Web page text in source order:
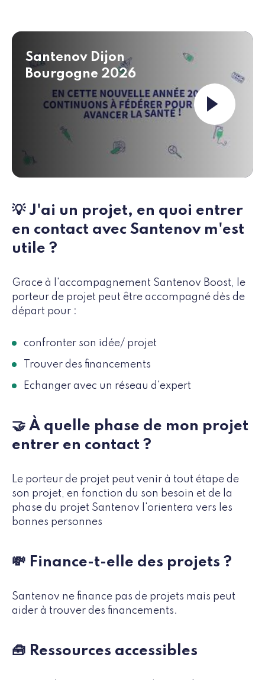
Santenov Dijon
Bourgogne 2026
Launch the
💡 J'ai un projet, en quoi entrer
en contact avec Santenov m'est
utile ?
Grace à l'accompagnement Santenov Boost, le
porteur de projet peut être accompagné dès de
départ pour :
confronter son idée/ projet
Trouver des financements
Echanger avec un réseau d'expert
🤝 À quelle phase de mon projet
entrer en contact ?
Le porteur de projet peut venir à tout étape de
son projet, en fonction du son besoin et de la
phase du projet Santenov l'orientera vers les
bonnes personnes
💸 Finance-t-elle des projets ?
Santenov ne finance pas de projets mais peut
aider à trouver des financements.
🧰 Ressources accessibles